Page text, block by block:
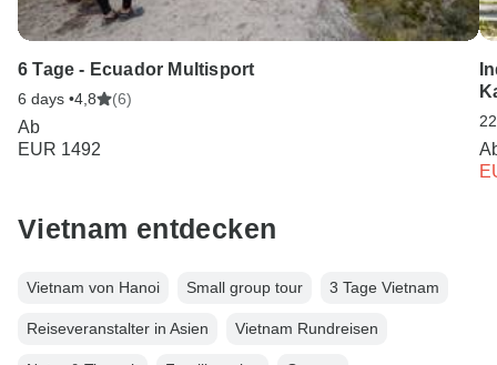
6 Tage - Ecuador Multisport
6 days •4,8 (6)
Ab
EUR 1492
Vietnam entdecken
Vietnam von Hanoi Small group tour 3 Tage Vietnam
Reiseveranstalter in Asien Vietnam Rundreisen